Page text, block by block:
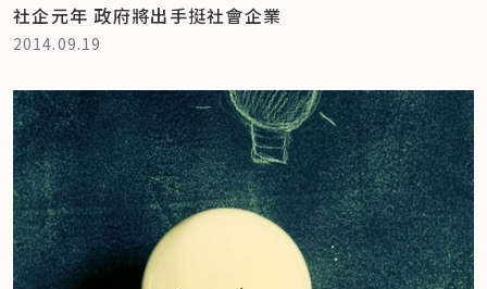
社企元年 政府將出手挺社會企業
2014.09.19